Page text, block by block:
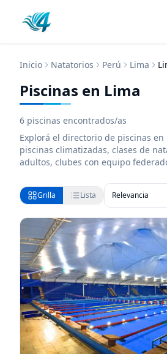
Inicio Natatorios Perú Lima
Piscinas en Lima
6 piscinas encontrados/as
Explorá el directorio de piscinas en
piscinas climatizadas, clases de
adultos, clubes con equipo
Grilla Lista Relevancia